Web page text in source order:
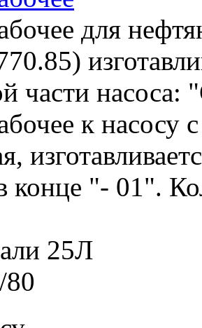
для
части насоса:
к насосу
конце "- 01".
25Л